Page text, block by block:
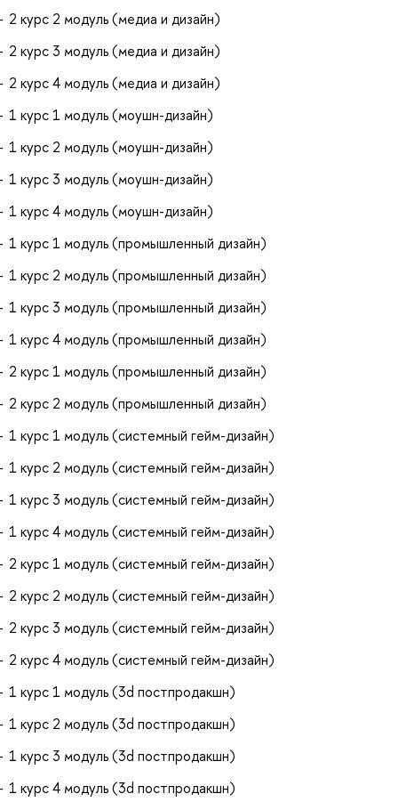
2 курс 2 модуль (медиа и дизайн)
2 курс 3 модуль (медиа и дизайн)
2 курс 4 модуль (медиа и дизайн)
1 курс 1 модуль (моушн-дизайн)
1 курс 2 модуль (моушн-дизайн)
1 курс 3 модуль (моушн-дизайн)
1 курс 4 модуль (моушн-дизайн)
1 курс 1 модуль (промышленный дизайн)
1 курс 2 модуль (промышленный дизайн)
1 курс 3 модуль (промышленный дизайн)
1 курс 4 модуль (промышленный дизайн)
2 курс 1 модуль (промышленный дизайн)
2 курс 2 модуль (промышленный дизайн)
1 курс 1 модуль (системный гейм-дизайн)
1 курс 2 модуль (системный гейм-дизайн)
1 курс 3 модуль (системный гейм-дизайн)
1 курс 4 модуль (системный гейм-дизайн)
2 курс 1 модуль (системный гейм-дизайн)
2 курс 2 модуль (системный гейм-дизайн)
2 курс 3 модуль (системный гейм-дизайн)
2 курс 4 модуль (системный гейм-дизайн)
1 курс 1 модуль (3d постпродакшн)
1 курс 2 модуль (3d постпродакшн)
1 курс 3 модуль (3d постпродакшн)
1 курс 4 модуль (3d постпродакшн)